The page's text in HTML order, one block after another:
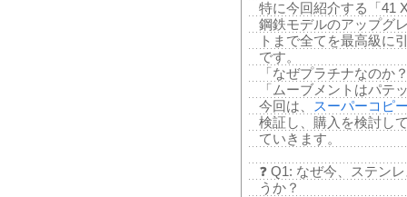
特に今回紹介する「41
鋼鉄モデルのアップグ
トまで全てを最高級に
です。
「なぜプラチナなのか
「ムーブメントはパテ
今回は、
スーパーコピ
検証し、購入を検討し
ていきます。
❓ Q1: なぜ今、ステン
うか？